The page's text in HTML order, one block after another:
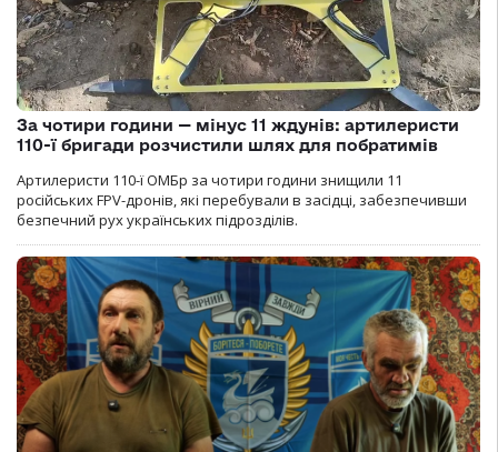
За чотири години — мінус 11 ждунів: артилеристи
110-ї бригади розчистили шлях для побратимів
Артилеристи 110-ї ОМБр за чотири години знищили 11
російських FPV-дронів, які перебували в засідці, забезпечивши
безпечний рух українських підрозділів.